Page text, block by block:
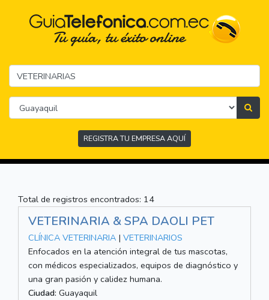
REGISTRA TU EMPRESA AQUÍ
Total de registros encontrados: 14
VETERINARIA & SPA DAOLI PET
CLÍNICA VETERINARIA | VETERINARIOS
Enfocados en la atención integral de tus mascotas,
con médicos especializados, equipos de diagnóstico y
una gran pasión y calidez humana.
Ciudad: Guayaquil